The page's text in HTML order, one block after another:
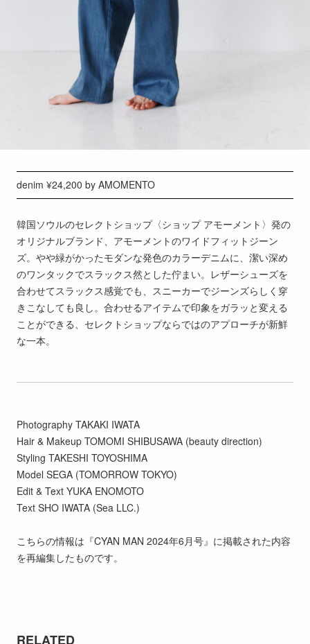
denim ¥24,200 by AMOMENTO
韓国ソウルのセレクトショップ〈ショップ アモーメント〉発の
オリジナルブランド、アモーメントのワイドフィットジーン
ズ。やや緑がかったモダンな発色のカラーデニムに、潔い深め
のワンタックでスラックス然とした佇まい。レザーシューズを
合わせてスラックス感覚でも、スニーカーでジーンズらしく穿
きこなしても良し。合わせるアイテムで印象をガラッと変える
ことができる、セレクトショップならではのアプローチが新鮮
な一本。
Photography TAKAKI IWATA
Hair & Makeup TOMOMI SHIBUSAWA (beauty direction)
Styling TAKESHI TOYOSHIMA
Model SEGA (TOMORROW TOKYO)
Edit & Text YUKA ENOMOTO
Text SHO IWATA (Sea LLC.)
こちらの情報は『CYAN MAN 2024年6月号』に掲載された内容
を再編集したものです。
RELATED